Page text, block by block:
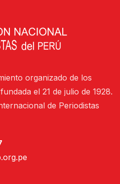
organizado de los
el 21 de julio de 1928.
de Periodistas